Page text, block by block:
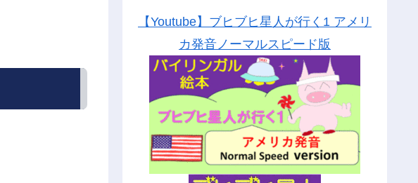
【Youtube】ブヒブヒ星人が行く1 アメリ
カ発音ノーマルスピード版